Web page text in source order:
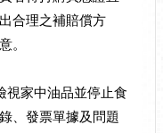
合理之補賠償方
。
家中油品並停止食
、發票單據及問題